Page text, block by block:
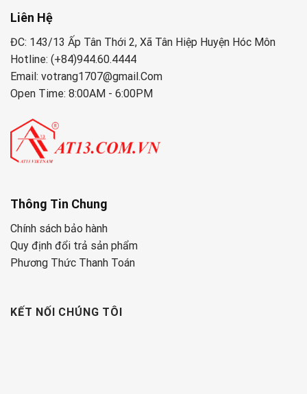
Liên Hệ
ĐC: 143/13 Ấp Tân Thới 2, Xã Tân Hiệp Huyện Hóc Môn
Hotline: (+84)944.60.4444
Email: votrang1707@gmail.Com
Open Time: 8:00AM - 6:00PM
Thông Tin Chung
Chính sách bảo hành
Quy định đổi trả sản phẩm
Phương Thức Thanh Toán
KẾT NỐI CHÚNG TÔI